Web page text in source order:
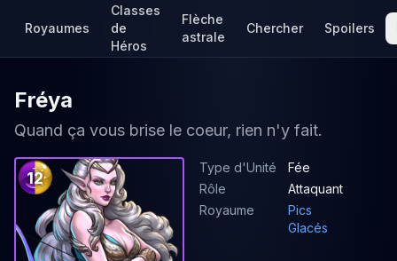
Royaumes
Classes
de
Héros
Flèche
astrale
Chercher Spoilers
Fréya
Quand ça vous brise le coeur, rien n'y fait.
12
Type d'Unité
Fée
Rôle
Attaquant
Royaume
Pics
Glacés